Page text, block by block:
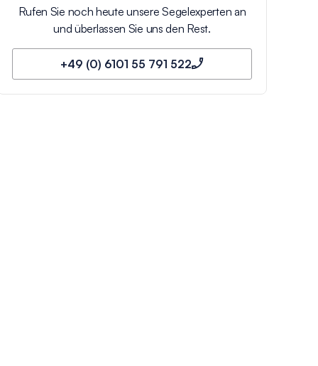
Rufen Sie noch heute unsere Segelexperten an
und überlassen Sie uns den Rest.
+49 (0) 6101 55 791 522